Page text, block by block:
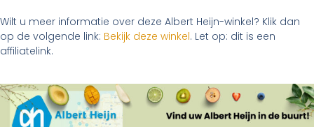
Wilt u meer informatie over deze Albert Heijn-winkel? Klik dan
op de volgende link: Bekijk deze winkel. Let op: dit is een
affiliatelink.